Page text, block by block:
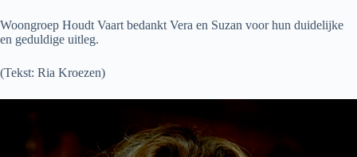
Woongroep Houdt Vaart bedankt Vera en Suzan voor hun duidelijke
en geduldige uitleg.
(Tekst: Ria Kroezen)